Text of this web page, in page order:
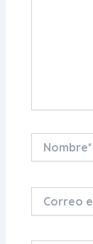
electrónico*